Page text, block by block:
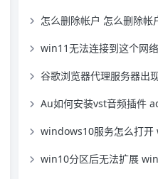
怎么删除帐户 怎么删除帐
win11无法连接到这个网络
谷歌浏览器代理服务器出现问题怎么回事 谷
Au如何安装vst音频插件
windows10服务怎么打开
win10分区后无法扩展 win10